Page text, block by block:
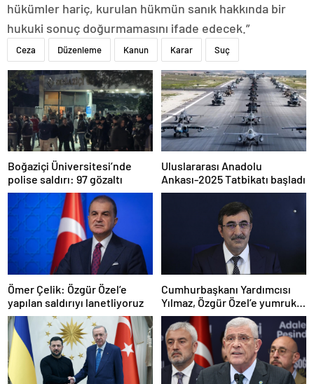
hükümler hariç, kurulan hükmün sanık hakkında bir
hukuki sonuç doğurmamasını ifade edecek.”
Ceza Düzenleme Kanun Karar Suç
Boğaziçi Üniversitesi’nde
polise saldırı: 97 gözaltı
Uluslararası Anadolu
Ankası-2025 Tatbikatı başladı
Ömer Çelik: Özgür Özel’e
yapılan saldırıyı lanetliyoruz
Cumhurbaşkanı Yardımcısı
Yılmaz, Özgür Özel’e yumruklu
saldırıyı kınadı